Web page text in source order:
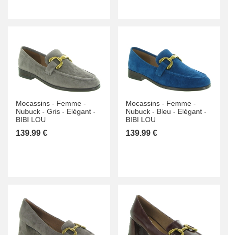
Mocassins - Femme -
Nubuck - Gris - Elégant -
BIBI LOU
139.99 €
Mocassins - Femme -
Nubuck - Bleu - Elégant -
BIBI LOU
139.99 €